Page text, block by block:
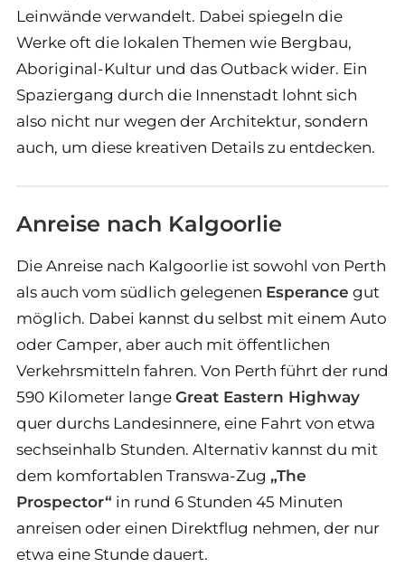
Leinwände verwandelt. Dabei spiegeln die
Werke oft die lokalen Themen wie Bergbau,
Aboriginal-Kultur und das Outback wider. Ein
Spaziergang durch die Innenstadt lohnt sich
also nicht nur wegen der Architektur, sondern
auch, um diese kreativen Details zu entdecken.
Anreise nach Kalgoorlie
Die Anreise nach Kalgoorlie ist sowohl von Perth
als auch vom südlich gelegenen Esperance gut
möglich. Dabei kannst du selbst mit einem Auto
oder Camper, aber auch mit öffentlichen
Verkehrsmitteln fahren. Von Perth führt der rund
590 Kilometer lange Great Eastern Highway
quer durchs Landesinnere, eine Fahrt von etwa
sechseinhalb Stunden. Alternativ kannst du mit
dem komfortablen Transwa-Zug „The
Prospector“ in rund 6 Stunden 45 Minuten
anreisen oder einen Direktflug nehmen, der nur
etwa eine Stunde dauert.